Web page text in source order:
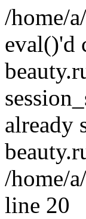
/home/
eval()'d
already
/home/
line 20